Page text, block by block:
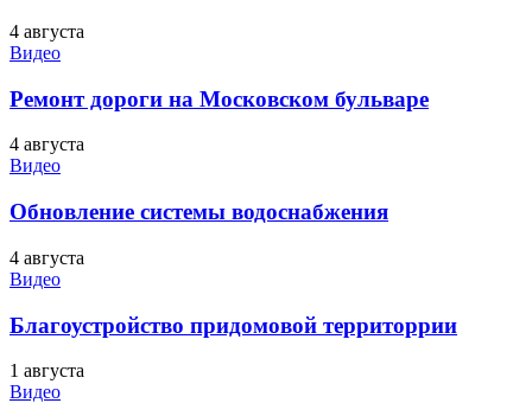
4 августа
Видео
Ремонт дороги на Московском бульваре
4 августа
Видео
Обновление системы водоснабжения
4 августа
Видео
Благоустройство придомовой территоррии
1 августа
Видео